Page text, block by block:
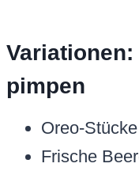
pimpen
Oreo-
Frische